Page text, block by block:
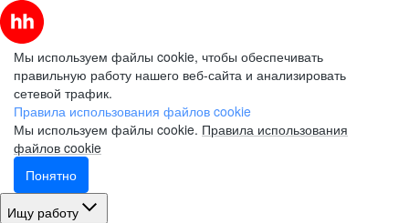
Мы используем файлы cookie, чтобы обеспечивать
правильную работу нашего веб-сайта и анализировать
сетевой трафик.
Правила использования файлов cookie
Мы используем файлы cookie. Правила использования
файлов cookie
Понятно
Ищу работу